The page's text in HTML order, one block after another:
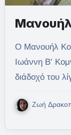
Ο Μανουήλ Κομνηνός ήταν ο τέταρτος γιος του
Ιωάννη Β’
διάδοχό του
Ζωή